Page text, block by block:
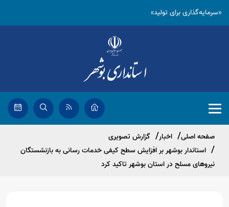
«سرمایه‌گذاری برای تولید»
صفحه اصلی اخبار
گزارش تصویری
استاندار بوشهر بر افزایش سطح کیفی خدمات رسانی به بازنشستگان
نیروهای مسلح در استان بوشهر تاکید کرد